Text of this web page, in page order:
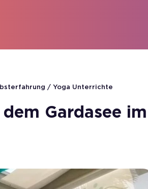
Yoga Unterrichte
Gardasee